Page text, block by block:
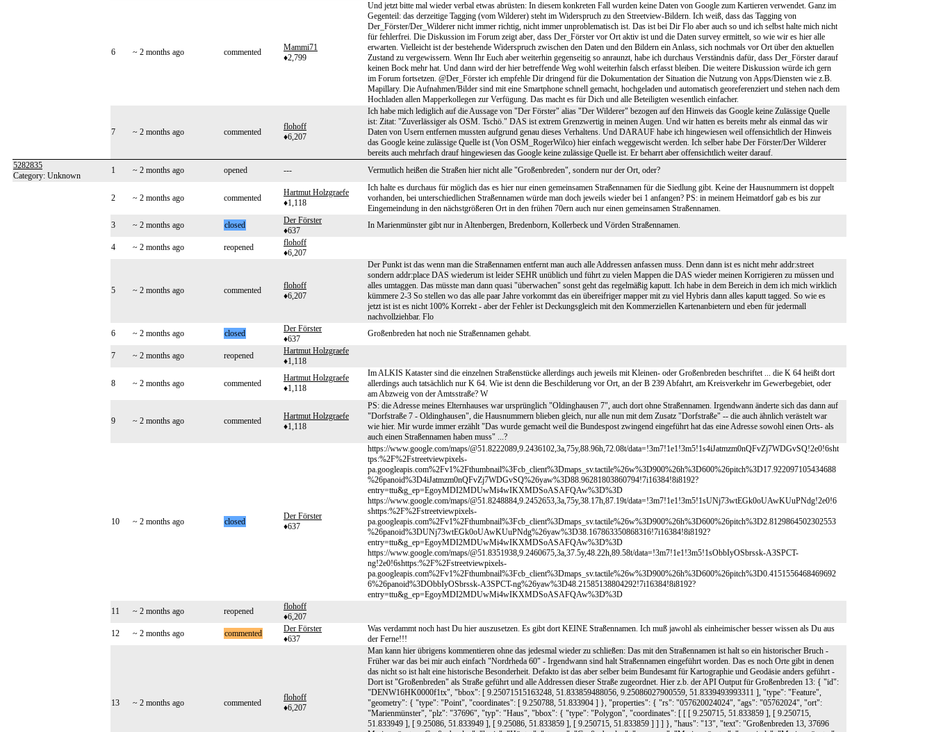
6 ~ 2 months ago commented
Mammi71
♦2,799
Und jetzt bitte mal wieder verbal etwas abrüsten: In diesem konkreten Fall wurden keine Daten von Google zum Kartieren verwendet. Ganz im
Gegenteil: das derzeitige Tagging (vom Wilderer) steht im Widerspruch zu den Streetview-Bildern. Ich weiß, dass das Tagging von
Der_Förster/Der_Wilderer nicht immer richtig, nicht immer unproblematisch ist. Das ist bei Dir Flo aber auch so und ich selbst halte mich nicht
für fehlerfrei. Die Diskussion im Forum zeigt aber, dass Der_Förster vor Ort aktiv ist und die Daten survey ermittelt, so wie wir es hier alle
erwarten. Vielleicht ist der bestehende Widerspruch zwischen den Daten und den Bildern ein Anlass, sich nochmals vor Ort über den aktuellen
Zustand zu vergewissern. Wenn Ihr Euch aber weiterhin gegenseitig so anraunzt, habe ich durchaus Verständnis dafür, dass Der_Förster darauf
keinen Bock mehr hat. Und dann wird der hier betreffende Weg wohl weiterhin falsch erfasst bleiben. Die weitere Diskussion würde ich gern
im Forum fortsetzen. @Der_Förster ich empfehle Dir dringend für die Dokumentation der Situation die Nutzung von Apps/Diensten wie z.B.
Mapillary. Die Aufnahmen/Bilder sind mit eine Smartphone schnell gemacht, hochgeladen und automatisch georeferenziert und stehen nach dem
Hochladen allen Mapperkollegen zur Verfügung. Das macht es für Dich und alle Beteiligten wesentlich einfacher.
7 ~ 2 months ago commented
flohoff
♦6,207
Ich habe mich lediglich auf die Aussage von "Der Förster" alias "Der Wilderer" bezogen auf den Hinweis das Google keine Zulässige Quelle
ist: Zitat: "Zuverlässiger als OSM. Tschö." DAS ist extrem Grenzwertig in meinen Augen. Und wir hatten es bereits mehr als einmal das wir
Daten von Usern entfernen mussten aufgrund genau dieses Verhaltens. Und DARAUF habe ich hingewiesen weil offensichtlich der Hinweis
das Google keine zulässige Quelle ist (Von OSM_RogerWilco) hier einfach weggewischt werden. Ich selber habe Der Förster/Der Wilderer
bereits auch mehrfach drauf hingewiesen das Google keine zulässige Quelle ist. Er beharrt aber offensichtlich weiter darauf.
5282835
Category: Unknown
1 ~ 2 months ago opened --- Vermutlich heißen die Straßen hier nicht alle "Großenbreden", sondern nur der Ort, oder?
2 ~ 2 months ago commented
Hartmut Holzgraefe
♦1,118
Ich halte es durchaus für möglich das es hier nur einen gemeinsamen Straßennamen für die Siedlung gibt. Keine der Hausnummern ist doppelt
vorhanden, bei unterschiedlichen Straßennamen würde man doch jeweils wieder bei 1 anfangen? PS: in meinem Heimatdorf gab es bis zur
Eingemeindung in den nächstgrößeren Ort in den frühen 70ern auch nur einen gemeinsamen Straßennamen.
3
~ 2 months ago closed
Der Förster
♦637
In Marienmünster gibt nur in Altenbergen, Bredenborn, Kollerbeck und Vörden Straßennamen.
4 ~ 2 months ago reopened
flohoff
♦6,207
5 ~ 2 months ago commented
flohoff
♦6,207
Der Punkt ist das wenn man die Straßennamen entfernt man auch alle Addressen anfassen muss. Denn dann ist es nicht mehr addr:street
sondern addr:place DAS wiederum ist leider SEHR unüblich und führt zu vielen Mappen die DAS wieder meinen Korrigieren zu müssen und
alles umtaggen. Das müsste man dann quasi "überwachen" sonst geht das regelmäßig kaputt. Ich habe in dem Bereich in dem ich mich wirklich
kümmere 2-3 So stellen wo das alle paar Jahre vorkommt das ein übereifriger mapper mit zu viel Hybris dann alles kaputt tagged. So wie es
jetzt ist ist es nicht 100% Korrekt - aber der Fehler ist Deckungsgleich mit den Kommerziellen Kartenanbietern und eben für jedermall
nachvollziehbar. Flo
6
~ 2 months ago closed
Der Förster
♦637
Großenbreden hat noch nie Straßennamen gehabt.
7 ~ 2 months ago reopened
Hartmut Holzgraefe
♦1,118
8 ~ 2 months ago commented
Hartmut Holzgraefe
♦1,118
Im ALKIS Kataster sind die einzelnen Straßenstücke allerdings auch jeweils mit Kleinen- oder Großenbreden beschriftet ... die K 64 heißt dort
allerdings auch tatsächlich nur K 64. Wie ist denn die Beschilderung vor Ort, an der B 239 Abfahrt, am Kreisverkehr im Gewerbegebiet, oder
am Abzweig von der Amtsstraße? W
9 ~ 2 months ago commented
Hartmut Holzgraefe
♦1,118
PS: die Adresse meines Elternhauses war ursprünglich "Oldinghausen 7", auch dort ohne Straßennamen. Irgendwann änderte sich das dann auf
"Dorfstraße 7 - Oldinghausen", die Hausnummern blieben gleich, nur alle nun mit dem Zusatz "Dorfstraße" -- die auch ähnlich verästelt war
wie hier. Mir wurde immer erzählt "Das wurde gemacht weil die Bundespost zwingend eingeführt hat das eine Adresse sowohl einen Orts- als
auch einen Straßennamen haben muss" ...?
10 ~ 2 months ago closed
Der Förster
♦637
https://www.google.com/maps/@51.8222089,9.2436102,3a,75y,88.96h,72.08t/data=!3m7!1e1!3m5!1s4iJatmzm0nQFvZj7WDGvSQ!2e0!6sht
tps:%2F%2Fstreetviewpixels-
pa.googleapis.com%2Fv1%2Fthumbnail%3Fcb_client%3Dmaps_sv.tactile%26w%3D900%26h%3D600%26pitch%3D17.922097105434688
%26panoid%3D4iJatmzm0nQFvZj7WDGvSQ%26yaw%3D88.96281803860794!7i16384!8i8192?
entry=ttu&g_ep=EgoyMDI2MDUwMi4wIKXMDSoASAFQAw%3D%3D
https://www.google.com/maps/@51.8248884,9.2452653,3a,75y,38.17h,87.19t/data=!3m7!1e1!3m5!1sUNj73wtEGk0oUAwKUuPNdg!2e0!6
shttps:%2F%2Fstreetviewpixels-
pa.googleapis.com%2Fv1%2Fthumbnail%3Fcb_client%3Dmaps_sv.tactile%26w%3D900%26h%3D600%26pitch%3D2.8129864502302553
%26panoid%3DUNj73wtEGk0oUAwKUuPNdg%26yaw%3D38.167863350868316!7i16384!8i8192?
entry=ttu&g_ep=EgoyMDI2MDUwMi4wIKXMDSoASAFQAw%3D%3D
https://www.google.com/maps/@51.8351938,9.2460675,3a,37.5y,48.22h,89.58t/data=!3m7!1e1!3m5!1sObbIyOSbrssk-A3SPCT-
ng!2e0!6shttps:%2F%2Fstreetviewpixels-
pa.googleapis.com%2Fv1%2Fthumbnail%3Fcb_client%3Dmaps_sv.tactile%26w%3D900%26h%3D600%26pitch%3D0.4151556468469692
6%26panoid%3DObbIyOSbrssk-A3SPCT-ng%26yaw%3D48.21585138804292!7i16384!8i8192?
entry=ttu&g_ep=EgoyMDI2MDUwMi4wIKXMDSoASAFQAw%3D%3D
11
~ 2 months ago reopened
flohoff
♦6,207
12
~ 2 months ago commented
Der Förster
♦637
Was verdammt noch hast Du hier auszusetzen. Es gibt dort KEINE Straßennamen. Ich muß jawohl als einheimischer besser wissen als Du aus
der Ferne!!!
13 ~ 2 months ago commented
flohoff
♦6,207
Man kann hier übrigens kommentieren ohne das jedesmal wieder zu schließen: Das mit den Straßennamen ist halt so ein historischer Bruch -
Früher war das bei mir auch einfach "Nordrheda 60" - Irgendwann sind halt Straßennamen eingeführt worden. Das es noch Orte gibt in denen
das nicht so ist halt eine historische Besonderheit. Defakto ist das aber selber beim Bundesamt für Kartographie und Geodäsie anders geführt -
Dort ist "Großenbreden" als Straße geführt und alle Addressen dieser Straße zugeordnet. Hier z.b. der API Output für Großenbreden 13: { "id":
"DENW16HK0000f1tx", "bbox": [ 9.25071515163248, 51.833859488056, 9.25086027900559, 51.8339493993311 ], "type": "Feature",
"geometry": { "type": "Point", "coordinates": [ 9.250788, 51.833904 ] }, "properties": { "rs": "057620024024", "ags": "05762024", "ort":
"Marienmünster", "plz": "37696", "typ": "Haus", "bbox": { "type": "Polygon", "coordinates": [ [ [ 9.250715, 51.833859 ], [ 9.250715,
51.833949 ], [ 9.25086, 51.833949 ], [ 9.25086, 51.833859 ], [ 9.250715, 51.833859 ] ] ] }, "haus": "13", "text": "Großenbreden 13, 37696